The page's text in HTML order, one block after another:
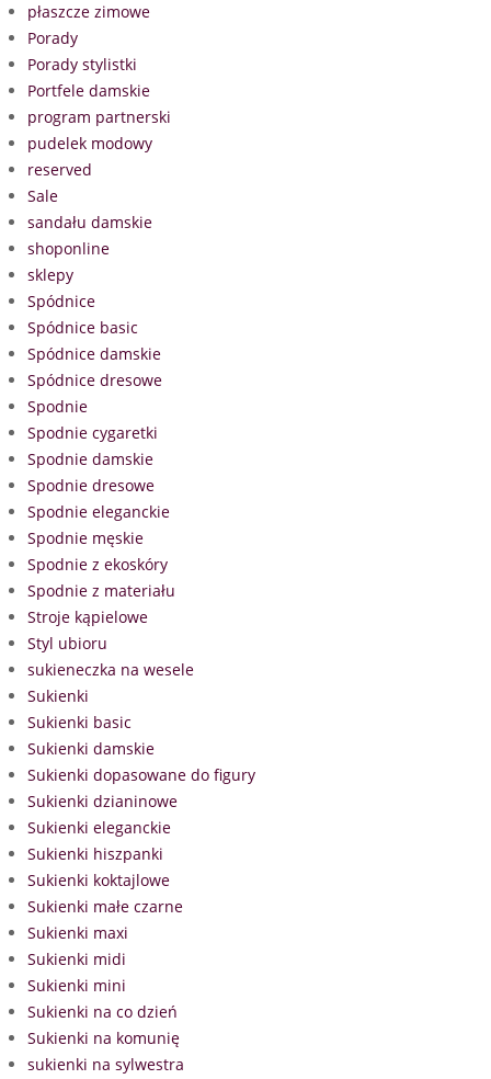
płaszcze zimowe
Porady
Porady stylistki
Portfele damskie
program partnerski
pudelek modowy
reserved
Sale
sandału damskie
shoponline
sklepy
Spódnice
Spódnice basic
Spódnice damskie
Spódnice dresowe
Spodnie
Spodnie cygaretki
Spodnie damskie
Spodnie dresowe
Spodnie eleganckie
Spodnie męskie
Spodnie z ekoskóry
Spodnie z materiału
Stroje kąpielowe
Styl ubioru
sukieneczka na wesele
Sukienki
Sukienki basic
Sukienki damskie
Sukienki dopasowane do figury
Sukienki dzianinowe
Sukienki eleganckie
Sukienki hiszpanki
Sukienki koktajlowe
Sukienki małe czarne
Sukienki maxi
Sukienki midi
Sukienki mini
Sukienki na co dzień
Sukienki na komunię
sukienki na sylwestra